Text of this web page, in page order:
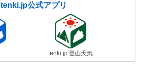
tenki.jp公式アプリ
tenki.jp 登山天気